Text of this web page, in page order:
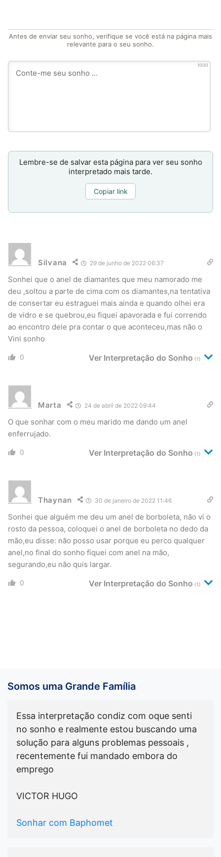
Antes de enviar seu sonho, verifique se você está na página mais
relevante para o seu sonho.
1000
Lembre-se de salvar esta página para ver seu sonho
interpretado mais tarde.
Copiar link
Silvana 29 de junho de 2022 06:37
Sonhei que o anel de diamantes que meu namorado me
deu ,soltou a parte de cima com os diamantes,na tentativa
de consertar eu estraguei mais ainda e quando olhei era
de vidro e se quebrou,eu fiquei apavorada e fui correndo
ao encontro dele pra contar o que aconteceu,mas não o
Vini sonho
0 Ver Interpretação do Sonho (1)
Marta 24 de abril de 2022 09:44
O que sonhar com o meu marido me dando um anel
enferrujado.
0 Ver Interpretação do Sonho (1)
Thaynan 30 de janeiro de 2022 11:46
Sonhei que alguém me deu um anel de borboleta, não vi o
rosto da pessoa, coloquei o anel de borboleta no dedo da
mão,eu disse: não posso usar porque eu perco qualquer
anel,no final do sonho fiquei com anel na mão,
segurando,eu não quis largar.
0 Ver Interpretação do Sonho (1)
Somos uma Grande Família
Essa interpretação condiz com oque senti
no sonho e realmente estou buscando uma
solução para alguns problemas pessoais ,
recentemente fui mandado embora do
emprego
VICTOR HUGO
Sonhar com Baphomet